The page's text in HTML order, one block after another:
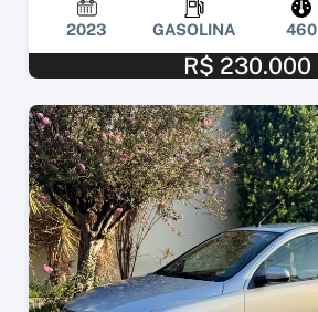
2023 GASOLINA 460
R$ 230.000